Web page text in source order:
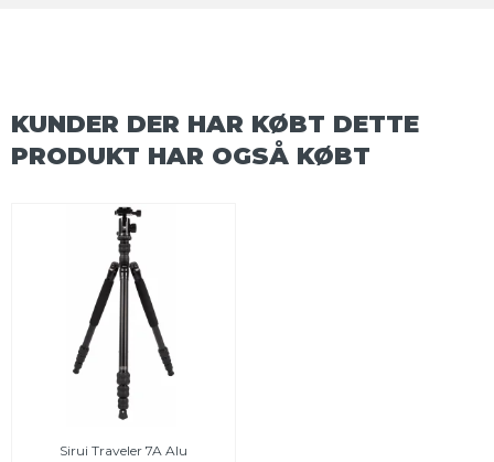
KUNDER DER HAR KØBT DETTE
PRODUKT HAR OGSÅ KØBT
Sirui Traveler 7A Alu